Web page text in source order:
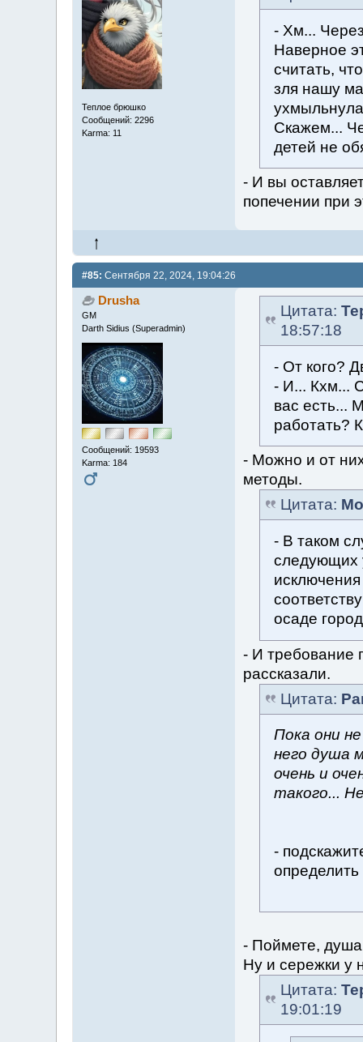
Теплое брюшко
Сообщений: 2296
Karma: 11
- Хм...
Наверное
считать,
зля нашу
Скажем...
детей не
- И вы
попечении при
#85: Сентября 22, 2024, 19:04:26
Drusha
GM
Darth Sidius (Superadmin)
Сообщений: 19593
Karma: 184
Цитата:
18:57:18
- От кого?
- И... Кхм...
вас есть...
работать?
- Можно и от
методы.
Цитата:
- В таком
следующих
осаде
- И требование
рассказали.
Цитата:
Пока они
него душа
очень и
такого...
-
- Поймете, душа
Ну и сережки у
Цитата:
19:01:19